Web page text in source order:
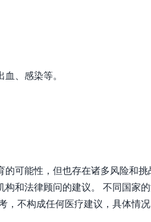
、感染等。
可能性，但也存在诸多风险和
和法律顾问的建议。 不同国家
，不构成任何医疗建议，具体情